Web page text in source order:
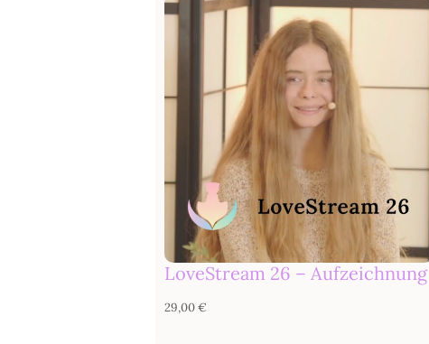
LoveStream 26 – Aufzeichnung
29,00€